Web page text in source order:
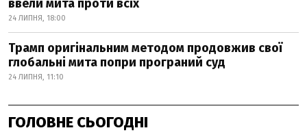
ввели мита проти всіх
24 ЛИПНЯ, 18:00
Трамп оригінальним методом продовжив свої
глобальні мита попри програний суд
24 ЛИПНЯ, 11:10
ГОЛОВНЕ СЬОГОДНІ